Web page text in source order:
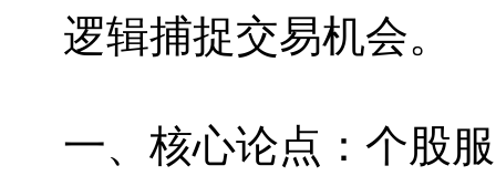
逻辑捕捉交易机会。
一、核心论点：个股